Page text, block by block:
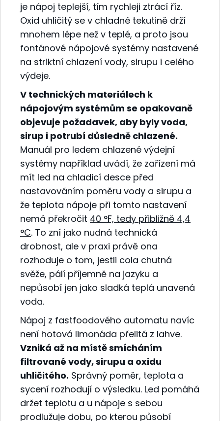
je nápoj teplejší, tím rychleji ztrácí říz.
Oxid uhličitý se v chladné tekutině drží
mnohem lépe než v teplé, a proto jsou
fontánové nápojové systémy nastavené
na striktní chlazení vody, sirupu i celého
výdeje.
V technických materiálech k
nápojovým systémům se opakovaně
objevuje požadavek, aby byly voda,
sirup i potrubí důsledně chlazené.
Manuál pro ledem chlazené výdejní
systémy například uvádí, že zařízení má
mít led na chladicí desce před
nastavováním poměru vody a sirupu a
že teplota nápoje při tomto nastavení
nemá překročit 40 °F, tedy přibližně 4,4
°C. To zní jako nudná technická
drobnost, ale v praxi právě ona
rozhoduje o tom, jestli cola chutná
svěže, pálí příjemně na jazyku a
nepůsobí jen jako sladká teplá unavená
voda.
Nápoj z fastfoodového automatu navíc
není hotová limonáda přelitá z lahve.
Vzniká až na místě smícháním
filtrované vody, sirupu a oxidu
uhličitého. Správný poměr, teplota a
sycení rozhodují o výsledku. Led pomáhá
držet teplotu a u nápoje s sebou
prodlužuje dobu, po kterou působí